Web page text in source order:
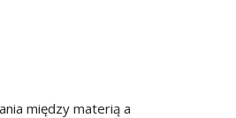
między materią a